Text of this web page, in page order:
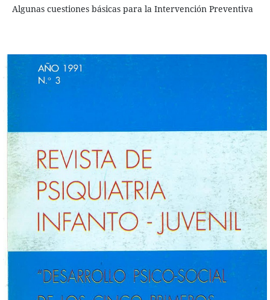
Algunas cuestiones básicas para la Intervención Preventiva